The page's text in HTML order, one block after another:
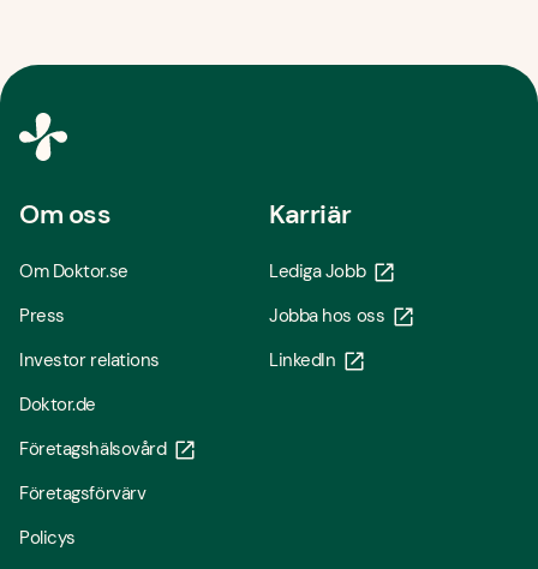
Om oss
Om Doktor.se
Press
Investor relations
Doktor.de
Företagshälsovård
Företagsförvärv
Policys
Karriär
Lediga Jobb
Jobba hos oss
LinkedIn